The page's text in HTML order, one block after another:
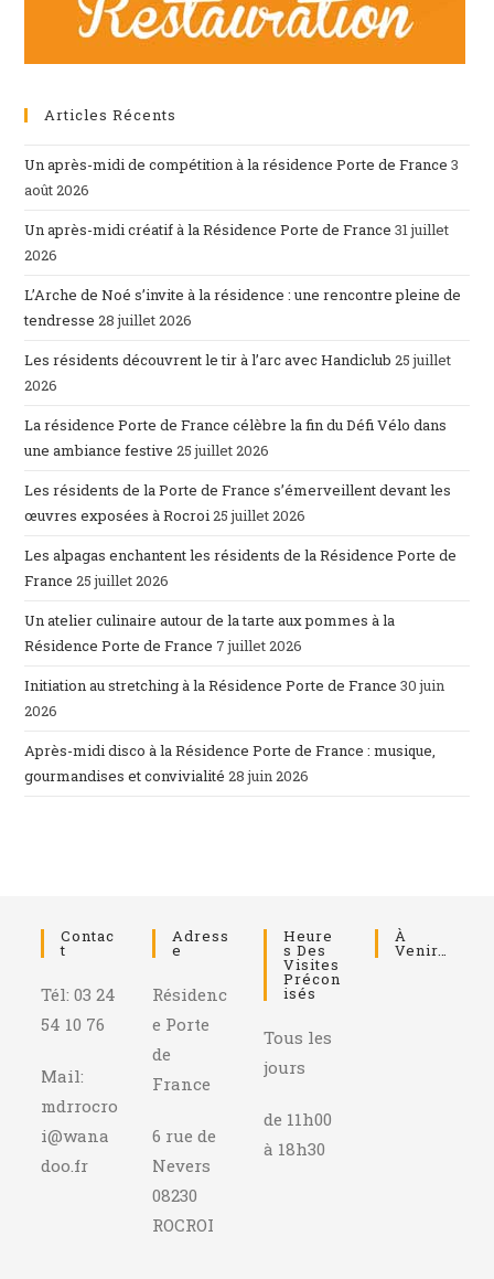
Articles Récents
Un après-midi de compétition à la résidence Porte de France 3
août 2026
Un après-midi créatif à la Résidence Porte de France 31 juillet
2026
L’Arche de Noé s’invite à la résidence : une rencontre pleine de
tendresse 28 juillet 2026
Les résidents découvrent le tir à l’arc avec Handiclub 25 juillet
2026
La résidence Porte de France célèbre la fin du Défi Vélo dans
une ambiance festive 25 juillet 2026
Les résidents de la Porte de France s’émerveillent devant les
œuvres exposées à Rocroi25 juillet 2026
Les alpagas enchantent les résidents de la Résidence Porte de
France 25 juillet 2026
Un atelier culinaire autour de la tarte aux pommes à la
Résidence Porte de France 7 juillet 2026
Initiation au stretching à la Résidence Porte de France 30 juin
2026
Après-midi disco à la Résidence Porte de France : musique,
gourmandises et convivialité 28 juin 2026
Contac
T
Tél: 03 24
54 10 76
Mail:
mdrrocro
i@wana
doo.fr
Adress
E
Résidenc
e Porte
de
France
6 rue de
Nevers
08230
ROCROI
Heure
S Des
Visites
Précon
Isés
Tous les
jours
de 11h00
à 18h30
À
Venir…